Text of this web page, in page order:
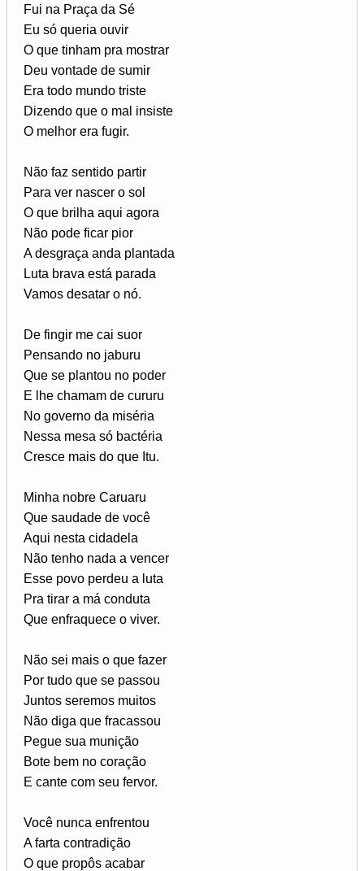
Fui na Praça da Sé
Eu só queria ouvir
O que tinham pra mostrar
Deu vontade de sumir
Era todo mundo triste
Dizendo que o mal insiste
O melhor era fugir.
Não faz sentido partir
Para ver nascer o sol
O que brilha aqui agora
Não pode ficar pior
A desgraça anda plantada
Luta brava está parada
Vamos desatar o nó.
De fingir me cai suor
Pensando no jaburu
Que se plantou no poder
E lhe chamam de cururu
No governo da miséria
Nessa mesa só bactéria
Cresce mais do que Itu.
Minha nobre Caruaru
Que saudade de você
Aqui nesta cidadela
Não tenho nada a vencer
Esse povo perdeu a luta
Pra tirar a má conduta
Que enfraquece o viver.
Não sei mais o que fazer
Por tudo que se passou
Juntos seremos muitos
Não diga que fracassou
Pegue sua munição
Bote bem no coração
E cante com seu fervor.
Você nunca enfrentou
A farta contradição
O que propôs acabar